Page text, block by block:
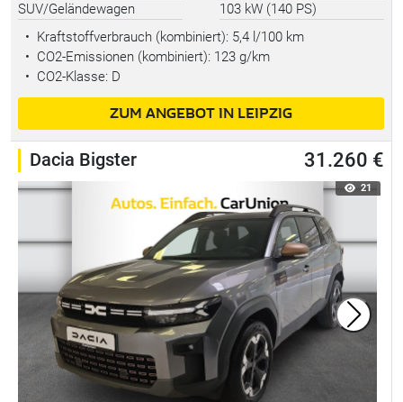
SUV/Geländewagen
103 kW (140 PS)
•
Kraftstoffverbrauch (kombiniert): 5,4 l/100 km
• CO2-Emissionen (kombiniert): 123 g/km
• CO2-Klasse: D
ZUM ANGEBOT IN LEIPZIG
Dacia Bigster 31.260 €
21